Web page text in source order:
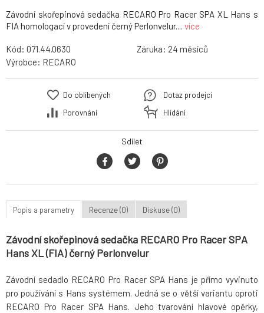
Závodní skořepinová sedačka RECARO Pro Racer SPA XL Hans s
FIA homologací v provedení černý Perlonvelur.... více
Kód: 071.44.0630 Záruka: 24
Výrobce: RECARO
Do oblíbených
Porovnání
Dotaz prodejci
Hlídání
Sdílet
Popis a parametry Recenze (0) Diskuse (0)
Závodní skořepinová sedačka RECARO Pro Racer SPA
Hans XL (FIA) černý Perlonvelur
Závodní sedadlo RECARO Pro Racer SPA Hans je přímo vyvinuto
pro používání s Hans systémem. Jedná se o větší variantu oproti
RECARO Pro Racer SPA Hans. Jeho tvarování hlavové opěrky,